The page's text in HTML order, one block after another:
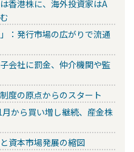
香港株に、海外投資家はA
：発行市場の広がりで流通
会社に罰金、仲介機関や監
度の原点からのスタート
月から買い増し継続、産金株
資本市場発展の縮図